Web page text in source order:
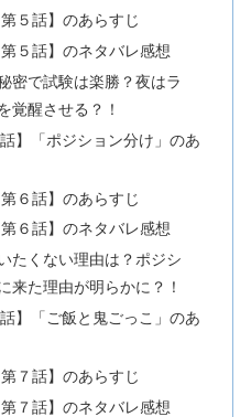
５話】のあらすじ
５話】のネタバレ感想
密で試験は楽勝？夜はラ
覚醒させる？！
】「ポジション分け」のあ
６話】のあらすじ
６話】のネタバレ感想
たくない理由は？ポジシ
来た理由が明らかに？！
】「ご飯と鬼ごっこ」のあ
７話】のあらすじ
７話】のネタバレ感想